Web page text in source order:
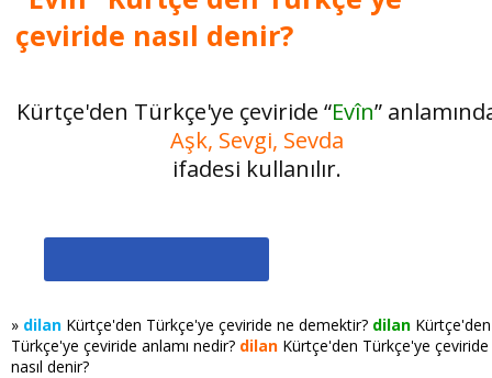
çeviride nasıl denir?
Kürtçe'den Türkçe'ye çeviride “Evîn”
Aşk, Sevgi, Sevda
ifadesi kullanılır.
» dilan Kürtçe'den Türkçe'ye çeviride ne demektir? dilan Kürtçe'den
Türkçe'ye çeviride anlamı nedir? dilan Kürtçe'den Türkçe'ye çeviride
nasıl denir?